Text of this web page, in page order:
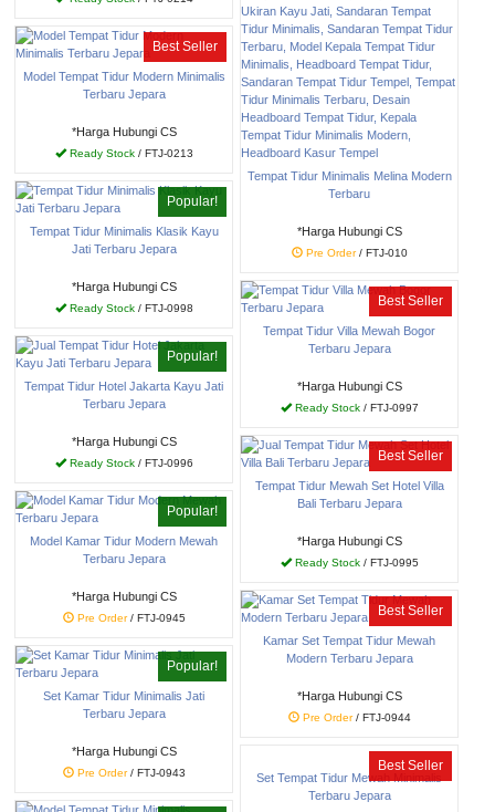
Tempat Tidur Minimalis Melina Modern
Terbaru
*Harga Hubungi CS
Pre Order/ FTJ-010
Best Seller
Model Tempat Tidur Modern Minimalis
Terbaru Jepara
*Harga Hubungi CS
Ready Stock/ FTJ-0213
Popular!
Tempat Tidur Minimalis Klasik Kayu
Jati Terbaru Jepara
*Harga Hubungi CS
Ready Stock/ FTJ-0998 Best Seller
Tempat Tidur Villa Mewah Bogor
Terbaru Jepara
*Harga Hubungi CS
Ready Stock/ FTJ-0997
Popular!
Tempat Tidur Hotel Jakarta Kayu Jati
Terbaru Jepara
*Harga Hubungi CS
Ready Stock/ FTJ-0996 Best Seller
Tempat Tidur Mewah Set Hotel Villa
Bali Terbaru Jepara
*Harga Hubungi CS
Ready Stock/ FTJ-0995
Popular!
Model Kamar Tidur Modern Mewah
Terbaru Jepara
*Harga Hubungi CS
Pre Order/ FTJ-0945 Best Seller
Kamar Set Tempat Tidur Mewah
Modern Terbaru Jepara
*Harga Hubungi CS
Pre Order/ FTJ-0944
Popular!
Set Kamar Tidur Minimalis Jati
Terbaru Jepara
*Harga Hubungi CS
Pre Order/ FTJ-0943 Best Seller
Set Tempat Tidur Mewah Minimalis
Terbaru Jepara